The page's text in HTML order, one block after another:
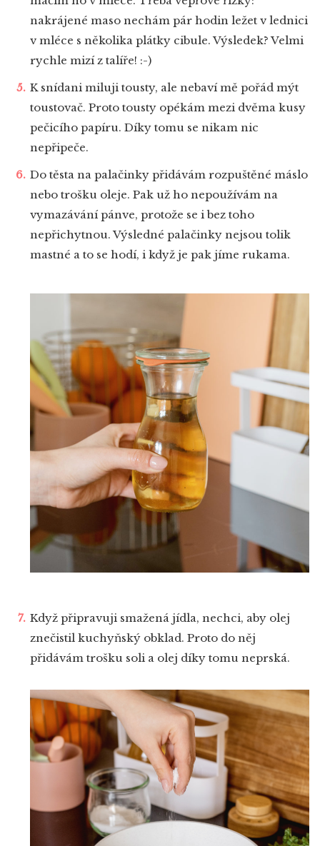
nakrájené maso nechám pár hodin ležet v lednici
v mléce s několika plátky cibule. Výsledek? Velmi
rychle mizí z talíře! :-)
K snídani miluji tousty, ale nebaví mě pořád mýt
toustovač. Proto tousty opékám mezi dvěma kusy
pečicího papíru. Díky tomu se nikam nic
nepřipeče.
Do těsta na palačinky přidávám rozpuštěné máslo
nebo trošku oleje. Pak už ho nepoužívám na
vymazávání pánve, protože se i bez toho
nepřichytnou. Výsledné palačinky nejsou tolik
mastné a to se hodí, i když je pak jíme rukama.
Když připravuji smažená jídla, nechci, aby olej
znečistil kuchyňský obklad. Proto do něj
přidávám trošku soli a olej díky tomu neprská.